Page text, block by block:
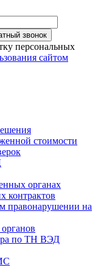
персональных
сайтом
стоимости
органах
контрактов
правонарушении на
по ТН ВЭД